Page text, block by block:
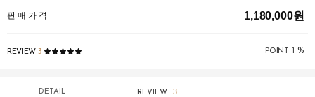
판 매 가 격 1,180,000원
POINT %
REVIEW 3
DETAIL REVIEW 3